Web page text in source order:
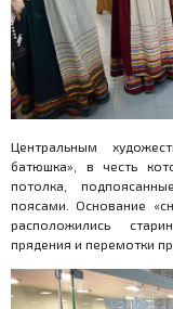
Центральным
батюшка», в честь
потолка,
поясами. Основание
расположились
прядения и перемотки